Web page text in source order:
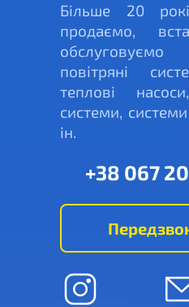
Більше 20
продаємо,
обслуговуємо
повітряні
теплові
системи,
ін.
+38 067